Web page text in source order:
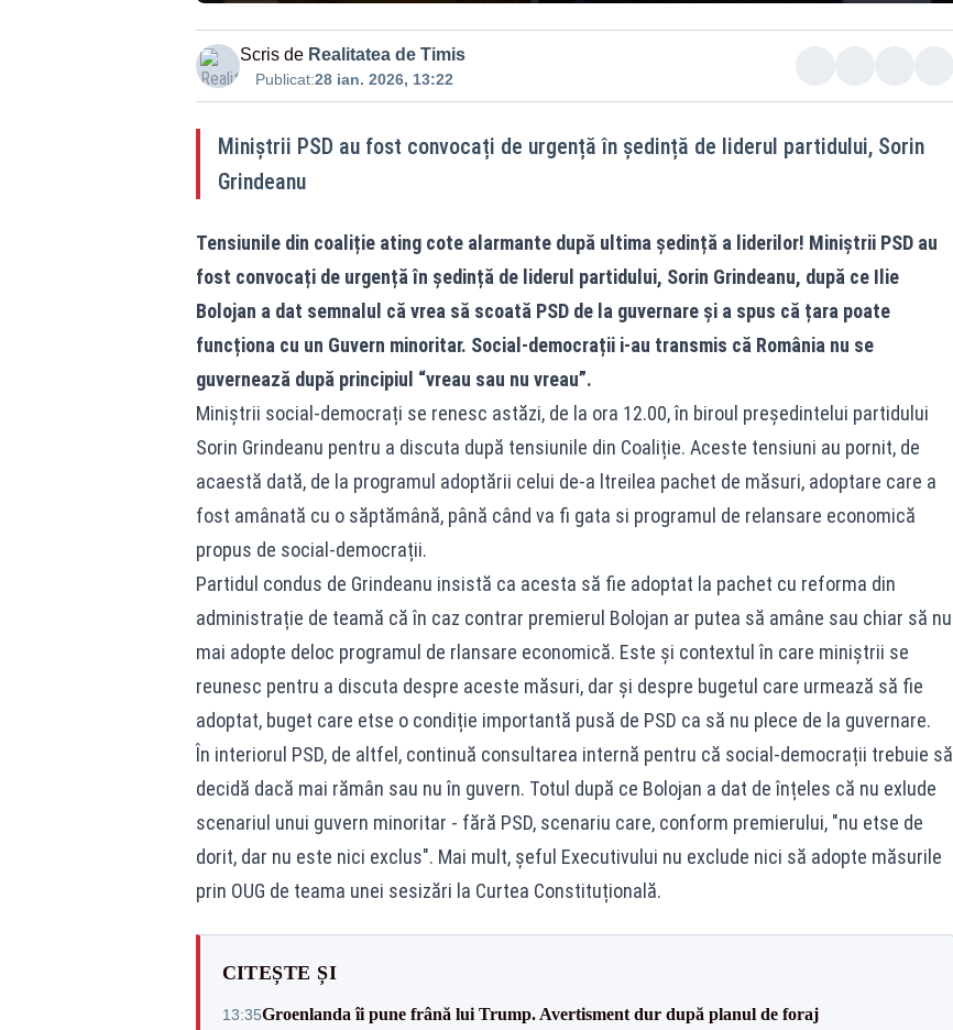
Scris de Realitatea de Timis
Publicat:28 ian. 2026, 13:22
Miniștrii PSD au fost convocați de urgență în ședință de liderul partidului, Sorin
Grindeanu
Tensiunile din coaliție ating cote alarmante după ultima ședință a liderilor! Miniștrii PSD au
fost convocați de urgență în ședință de liderul partidului, Sorin Grindeanu, după ce Ilie
Bolojan a dat semnalul că vrea să scoată PSD de la guvernare și a spus că țara poate
funcționa cu un Guvern minoritar. Social-democrații i-au transmis că România nu se
guvernează după principiul “vreau sau nu vreau”.
Miniștrii social-democrați se renesc astăzi, de la ora 12.00, în biroul președintelui partidului
Sorin Grindeanu pentru a discuta după tensiunile din Coaliție. Aceste tensiuni au pornit, de
acaestă dată, de la programul adoptării celui de-a ltreilea pachet de măsuri, adoptare care a
fost amânată cu o săptămână, până când va fi gata si programul de relansare economică
propus de social-democrații.
Partidul condus de Grindeanu insistă ca acesta să fie adoptat la pachet cu reforma din
administrație de teamă că în caz contrar premierul Bolojan ar putea să amâne sau chiar să nu
mai adopte deloc programul de rlansare economică. Este și contextul în care miniștrii se
reunesc pentru a discuta despre aceste măsuri, dar și despre bugetul care urmează să fie
adoptat, buget care etse o condiție importantă pusă de PSD ca să nu plece de la guvernare.
În interiorul PSD, de altfel, continuă consultarea internă pentru că social-democrații trebuie să
decidă dacă mai rămân sau nu în guvern. Totul după ce Bolojan a dat de înțeles că nu exlude
scenariul unui guvern minoritar - fără PSD, scenariu care, conform premierului, "nu etse de
dorit, dar nu este nici exclus". Mai mult, șeful Executivului nu exclude nici să adopte măsurile
prin OUG de teama unei sesizări la Curtea Constituțională.
CITEȘTE ȘI
13:35Groenlanda îi pune frână lui Trump. Avertisment dur după planul de foraj